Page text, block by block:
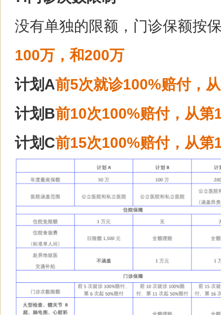
没有单独的限额，门诊保额按
100万，和200万
计划A前5次就诊100%赔付，
计划B前10次100%赔付，从第
计划C前15次100%赔付，从第